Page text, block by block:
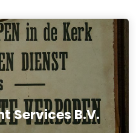
Services B.V.